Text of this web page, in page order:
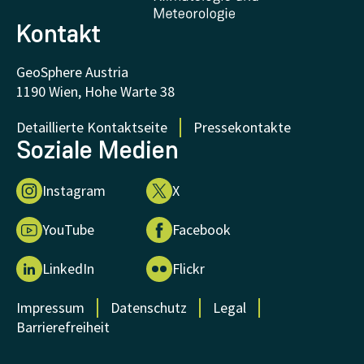
Kontakt
GeoSphere Austria
1190 Wien, Hohe Warte 38
Detaillierte Kontaktseite
Pressekontakte
Soziale Medien
Instagram X
YouTube Facebook
LinkedIn Flickr
Impressum Datenschutz
Legal
Barrierefreiheit